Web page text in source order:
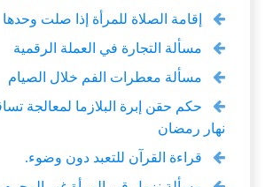
إقامة الصلاة للمرأة إذا صلت وحدها
مسألة التجارة في العملة الرقمية
مسألة معطرات الفم خلال الصيام
حكم حقن إبرة البلازما لمعالجة
نهار رمضان
قراءة القرآن للتعبد دون وضوء.